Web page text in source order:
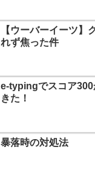
【ウーバーイーツ】
れず焦った件
e-typingでスコア300
きた！
暴落時の対処法